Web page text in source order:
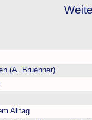
(A. Bruenner)
Alltag